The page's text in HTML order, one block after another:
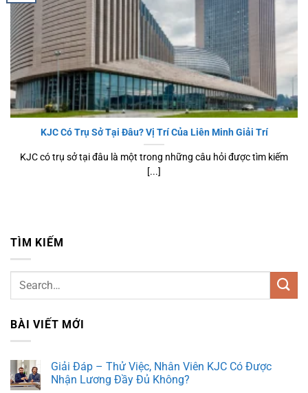
KJC Có Trụ Sở Tại Đâu? Vị Trí Của Liên Minh Giải Trí
KJC có trụ sở tại đâu là một trong những câu hỏi được tìm kiếm
[...]
TÌM KIẾM
BÀI VIẾT MỚI
Giải Đáp – Thử Việc, Nhân Viên KJC Có Được
Nhận Lương Đầy Đủ Không?